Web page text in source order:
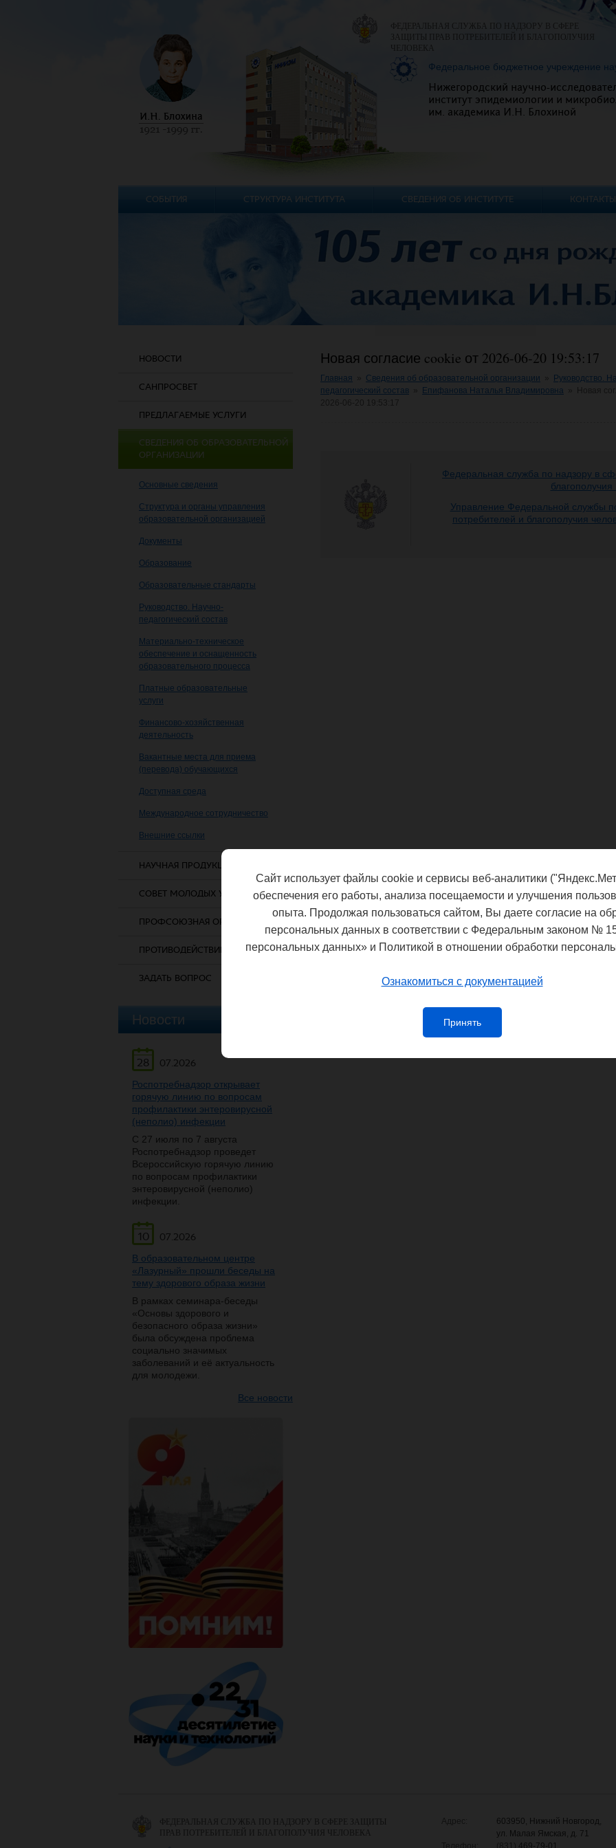
НОВОСТИ
САНПРОСВЕТ
ПРЕДЛАГАЕМЫЕ УСЛУГИ
СВЕДЕНИЯ ОБ ОБРАЗОВАТЕЛЬНОЙ
ОРГАНИЗАЦИИ
Основные сведения
Структура и органы управления
образовательной организацией
Документы
Образование
Образовательные стандарты
Руководство. Научно-
педагогический состав
Материально-техническое
обеспечение и оснащенность
образовательного процесса
Платные образовательные
услуги
Финансово-хозяйственная
деятельность
Вакантные места для приема
(перевода) обучающихся
Доступная среда
Международное сотрудничество
Внешние ссылки
НАУЧНАЯ ПРОДУКЦИЯ
СОВЕТ МОЛОДЫХ УЧЕНЫХ
ПРОФСОЮЗНАЯ ОРГАНИЗАЦИЯ
ПРОТИВОДЕЙСТВИЕ КОРРУПЦИИ
ЗАДАТЬ ВОПРОС
Новости
28
07.2026
Роспотребнадзор открывает
горячую линию по вопросам
профилактики энтеровирусной
(неполио) инфекции
С 27 июля по 7 августа
Роспотребнадзор проведет
Всероссийскую горячую линию
по вопросам профилактики
энтеровирусной (неполио)
инфекции.
10
07.2026
В образовательном центре
«Лазурный» прошли беседы на
тему здорового образа жизни
В рамках семинара-беседы
«Основы здорового и
безопасного образа жизни»
была обсуждена проблема
социально значимых
заболеваний и её актуальность
для молодежи.
Все новости
Новая согласие cookie от 2026-06-20 19:53:17
Главная Сведения об образовательной организации
Руководство.
педагогический состав
Епифанова Наталья Владимировна
Федеральная служба по надзору в
Управление Федеральной службы
потребителей и благополучия
ФЕДЕРАЛЬНАЯ СЛУЖБА ПО НАДЗОРУ В СФЕРЕ ЗАЩИТЫ
ПРАВ ПОТРЕБИТЕЛЕЙ И БЛАГОПОЛУЧИЯ ЧЕЛОВЕКА
603950, Нижний Новгород,
ул. Малая Ямская, д. 71
469-79-01
ФЕДЕРАЛЬНАЯ СЛУЖБА ПО НАДЗОРУ В СФЕРЕ
ЗАЩИТЫ ПРАВ ПОТРЕБИТЕЛЕЙ И БЛАГОПОЛУЧИЯ
ЧЕЛОВЕКА
Федеральное бюджетное учреждение
Нижегородский научно-
институт эпидемиологии и
им. академика И.Н. Блохиной
СОБЫТИЯ СТРУКТУРА ИНСТИТУТА СВЕДЕНИЯ ОБ ИНСТИТУТЕ КОНТАКТЫ
Сайт использует файлы cookie и сервисы веб-аналитики
обеспечения его работы, анализа посещаемости и улучшения
опыта. Продолжая пользоваться сайтом, Вы даете согласие на
персональных данных в соответствии с Федеральным законом №
персональных данных» и Политикой в отношении обработки
Ознакомиться с документацией
Принять